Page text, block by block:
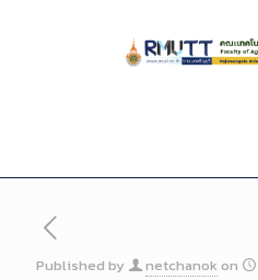
Published by netchanok on